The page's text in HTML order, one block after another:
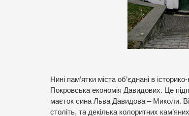
Нині пам’ятки міста об’єднані в
Покровська економія Давидових. Це
маєток сина Льва Давидова – Миколи.
століть, та декілька колоритних